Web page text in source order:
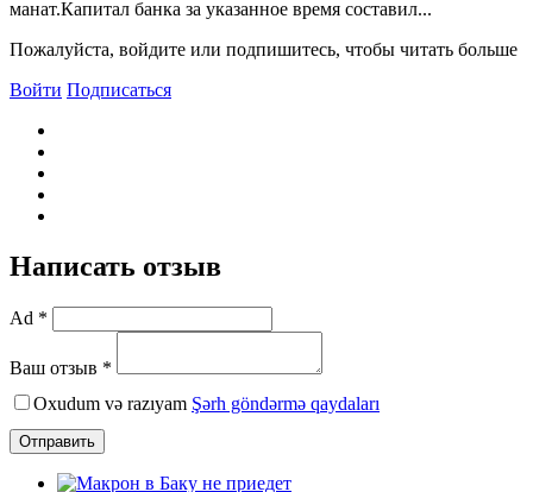
манат.Капитал банка за указанное время составил...
Пожалуйста, войдите или подпишитесь, чтобы читать больше
Войти Подписаться
Написать отзыв
Ad *
Ваш отзыв *
Oxudum və razıyam Şərh göndərmə qaydaları
Отправить